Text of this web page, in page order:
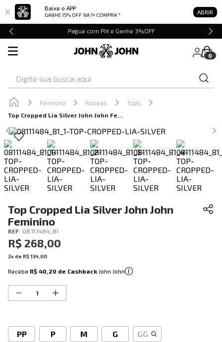
Baixe o APP
GANHE 15% OFF NA 1ª COMPRA * ABRIR
Pague com PIX e Ganhe 3%OFF
0
Feminino Roupas
Tops
Top Cropped Lia Silver John John Feminino
Top Cropped Lia Silver John John
Feminino
REF: 08.11.1484_81
R$ 268,00
2x de R$134 00
Receba R$ 40,20 de Cashback John John
PP P M G GG